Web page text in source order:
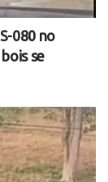
080 no
se